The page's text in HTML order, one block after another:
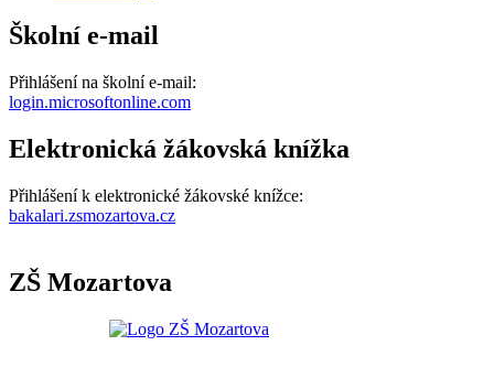
Školní e-mail
Přihlášení na školní e-mail:
login.microsoftonline.com
Elektronická žákovská knížka
Přihlášení k elektronické žákovské knížce:
bakalari.zsmozartova.cz
ZŠ Mozartova